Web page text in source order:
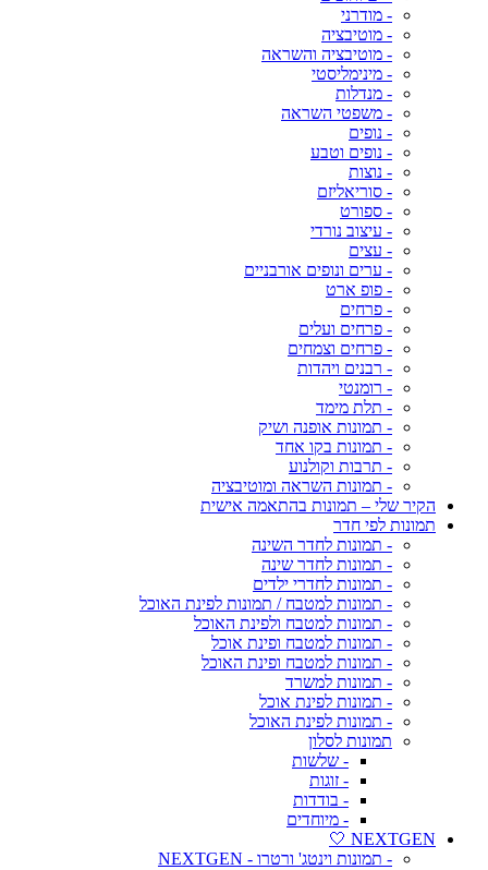
- מודרני
- מוטיבציה
- מוטיבציה והשראה
- מינימליסטי
- מנדלות
- משפטי השראה
- נופים
- נופים וטבע
- נוצות
- סוריאליזם
- ספורט
- עיצוב נורדי
- עצים
- ערים ונופים אורבניים
- פופ ארט
- פרחים
- פרחים ועלים
- פרחים וצמחים
- רבנים ויהדות
- רומנטי
- תלת מימד
- תמונות אופנה ושיק
- תמונות בקו אחד
- תרבות וקולנוע
- תמונות השראה ומוטיבציה
הקיר שלי – תמונות בהתאמה אישית
תמונות לפי חדר
- תמונות לחדר השינה
- תמונות לחדר שינה
- תמונות לחדרי ילדים
- תמונות למטבח / תמונות לפינת האוכל
- תמונות למטבח ולפינת האוכל
- תמונות למטבח ופינת אוכל
- תמונות למטבח ופינת האוכל
- תמונות למשרד
- תמונות לפינת אוכל
- תמונות לפינת האוכל
תמונות לסלון
- שלשות
- זוגות
- בודדות
- מיוחדים
NEXTGEN 🤍
- תמונות וינטג' ורטרו - NEXTGEN